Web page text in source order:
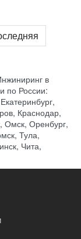
в
по России:
Краснодар,
Омск, Оренбург,
Тула,
Чита,